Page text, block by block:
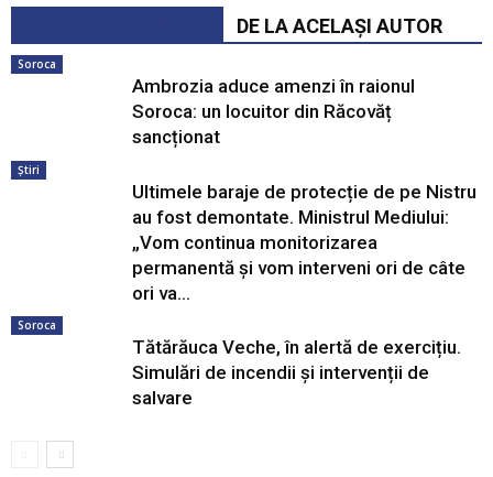
DE LA ACELAȘI AUTOR
Soroca
Ambrozia aduce amenzi în raionul
Soroca: un locuitor din Răcovăț
sancționat
Știri
Ultimele baraje de protecție de pe Nistru
au fost demontate. Ministrul Mediului:
„Vom continua monitorizarea
permanentă și vom interveni ori de câte
ori va...
Soroca
Tătărăuca Veche, în alertă de exercițiu.
Simulări de incendii și intervenții de
salvare